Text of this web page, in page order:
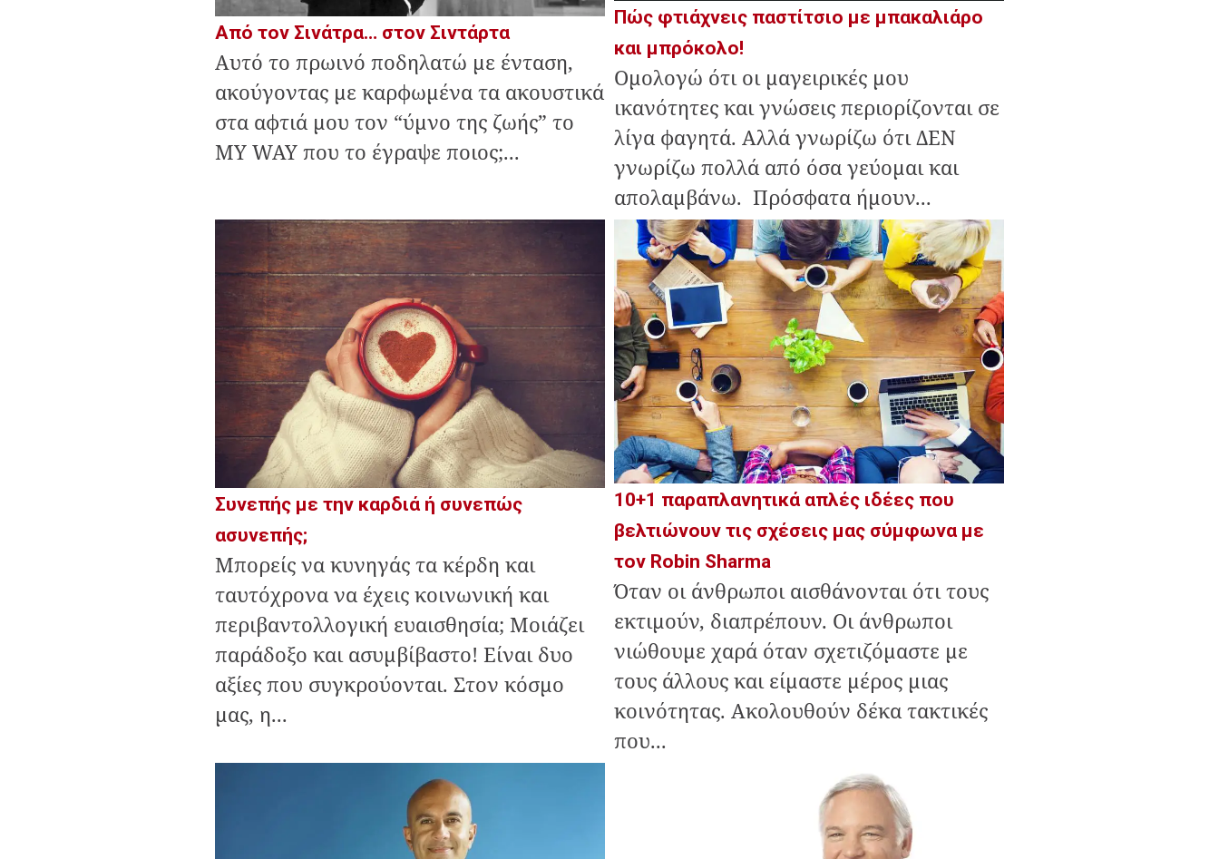
Από τον Σινάτρα… στον Σιντάρτα
Αυτό το πρωινό ποδηλατώ με ένταση,
ακούγοντας με καρφωμένα τα ακουστικά
στα αφτιά μου τον “ύμνο της ζωής” το
MY WAY που το έγραψε ποιος;...
Πώς φτιάχνεις παστίτσιο με μπακαλιάρο
και μπρόκολο!
Ομολογώ ότι οι μαγειρικές μου
ικανότητες και γνώσεις περιορίζονται σε
λίγα φαγητά. Αλλά γνωρίζω ότι ΔΕΝ
γνωρίζω πολλά από όσα γεύομαι και
απολαμβάνω. Πρόσφατα ήμουν...
Συνεπής με την καρδιά ή συνεπώς
ασυνεπής;
Μπορείς να κυνηγάς τα κέρδη και
ταυτόχρονα να έχεις κοινωνική και
περιβαντολλογική ευαισθησία; Μοιάζει
παράδοξο και ασυμβίβαστο! Είναι δυο
αξίες που συγκρούονται. Στον κόσμο
μας, η...
10+1 παραπλανητικά απλές ιδέες που
βελτιώνουν τις σχέσεις μας σύμφωνα με
τον Robin Sharma
Όταν οι άνθρωποι αισθάνονται ότι τους
εκτιμούν, διαπρέπουν. Οι άνθρωποι
νιώθουμε χαρά όταν σχετιζόμαστε με
τους άλλους και είμαστε μέρος μιας
κοινότητας. Ακολουθούν δέκα τακτικές
που...